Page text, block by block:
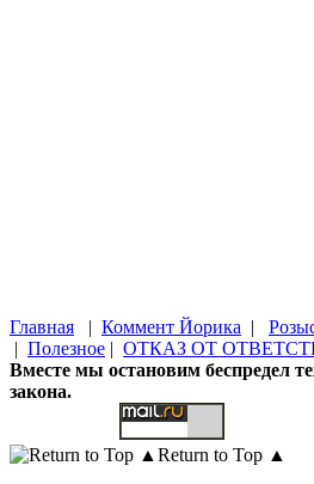
Главная | Коммент Йорика |
| Полезное | ОТКАЗ ОТ
Вместе мы остановим беспредел
закона.
Return to Top ▲